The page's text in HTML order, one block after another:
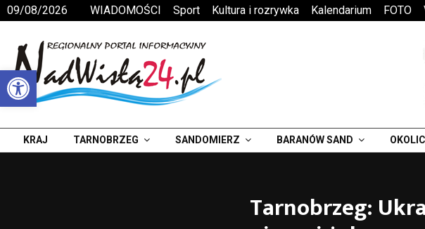
Otwórz pasek narzędzi
09/08/2026 WIADOMOŚCI Sport Kultura i rozrywka Kalendarium FOTO
KRAJ TARNOBRZEG SANDOMIERZ BARANÓW SAND
Tarnobrzeg: